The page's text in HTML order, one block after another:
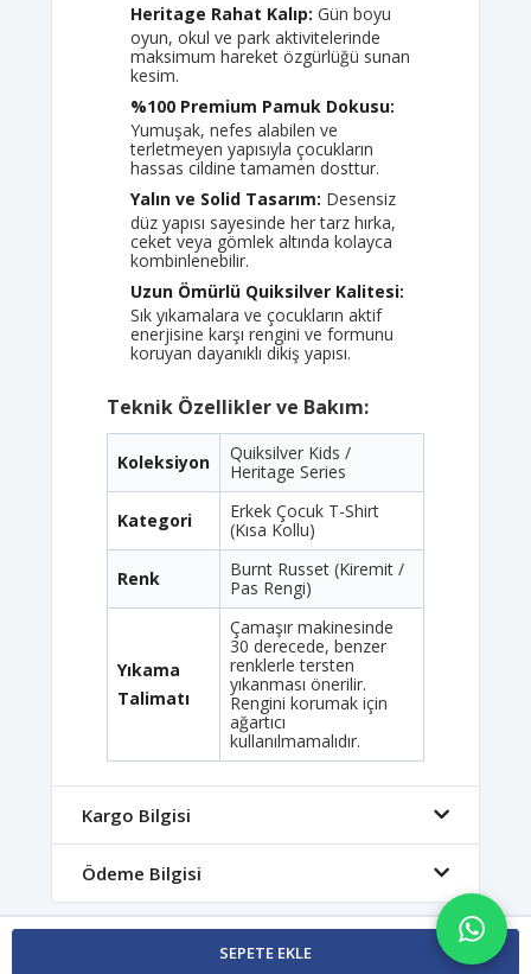
SEPETE EKLE
Heritage Rahat Kalıp: Gün boyu
oyun, okul ve park aktivitelerinde
maksimum hareket özgürlüğü sunan
kesim.
%100 Premium Pamuk Dokusu:
Yumuşak, nefes alabilen ve
terletmeyen yapısıyla çocukların
hassas cildine tamamen dosttur.
Yalın ve Solid Tasarım: Desensiz
düz yapısı sayesinde her tarz hırka,
ceket veya gömlek altında kolayca
kombinlenebilir.
Uzun Ömürlü Quiksilver Kalitesi:
Sık yıkamalara ve çocukların aktif
enerjisine karşı rengini ve formunu
koruyan dayanıklı dikiş yapısı.
Teknik Özellikler ve Bakım:
Koleksiyon
Quiksilver Kids /
Heritage Series
Kategori
Erkek Çocuk T-Shirt
(Kısa Kollu)
Renk
Burnt Russet (Kiremit /
Pas Rengi)
Yıkama
Talimatı
Çamaşır makinesinde
30 derecede, benzer
renklerle tersten
yıkanması önerilir.
Rengini korumak için
ağartıcı
kullanılmamalıdır.
Kargo Bilgisi
Ödeme Bilgisi